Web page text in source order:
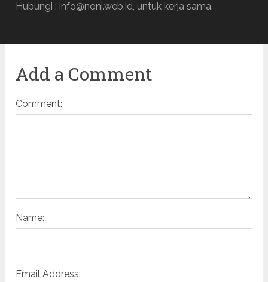
Hubungi : info@noni.web.id, untuk kerja sama.
Add a Comment
Comment:
Name:
Email Address: